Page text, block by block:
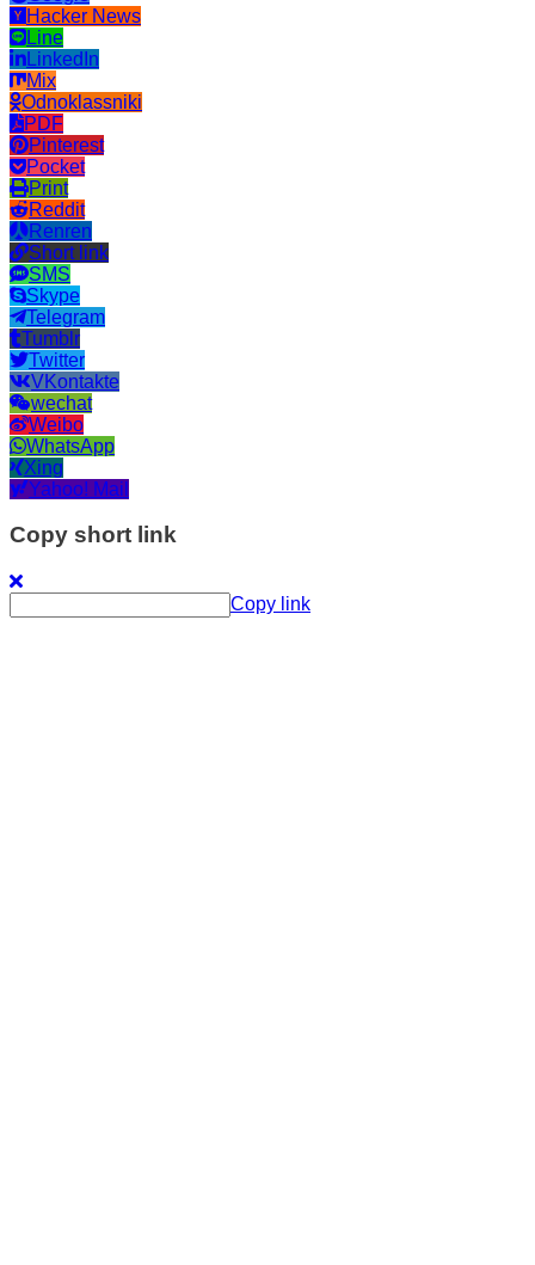
Hacker News
Line
LinkedIn
Mix
Odnoklassniki
PDF
Pinterest
Pocket
Print
Reddit
Renren
Short link
SMS
Skype
Telegram
Tumblr
Twitter
VKontakte
wechat
Weibo
WhatsApp
Xing
Yahoo! Mail
Copy short link
Copy link